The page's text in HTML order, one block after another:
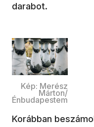
darabot.
Kép: Merész
Márton/
Énbudapestem
Korábban